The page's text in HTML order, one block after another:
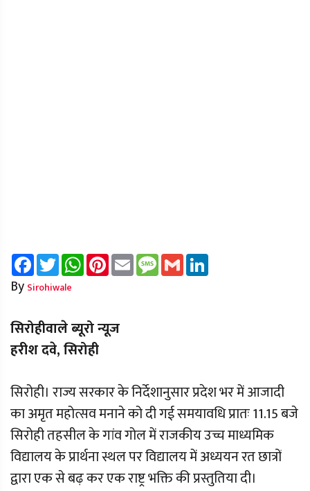
FacebookTwitterWhatsAppPinterest
Email Message
Gmail
By Sirohiwale
सिरोहीवाले ब्यूरो न्यूज
हरीश दवे, सिरोही
सिरोही। राज्य सरकार के निर्देशानुसार प्रदेश भर में आजादी
का अमृत महोत्सव मनाने को दी गई समयावधि प्रातः 11.15 बजे
सिरोही तहसील के गांव गोल में राजकीय उच्च माध्यमिक
विद्यालय के प्रार्थना स्थल पर विद्यालय में अध्ययन रत छात्रों
द्वारा एक से बढ़ कर एक राष्ट्र भक्ति की प्रस्तुतिया दी।